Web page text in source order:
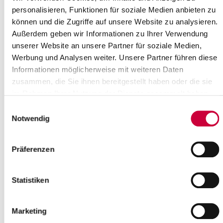
personalisieren, Funktionen für soziale Medien anbieten zu
können und die Zugriffe auf unsere Website zu analysieren.
Außerdem geben wir Informationen zu Ihrer Verwendung
unserer Website an unsere Partner für soziale Medien,
Werbung und Analysen weiter. Unsere Partner führen diese
Informationen möglicherweise mit weiteren Daten
zusammen, die Sie ihnen bereitgestellt haben oder die sie
Notwendig
Präferenzen
Statistiken
Marketing
Frau Stäcker 04821/69
Frau Stutz 04821/69
Frau Voß 04821/69
Herr Yegin
04821/69
Abteilung Verkehrsaufsicht (Adenauerallee 8) 4821/
Frau Zunker 04821/69
04821/